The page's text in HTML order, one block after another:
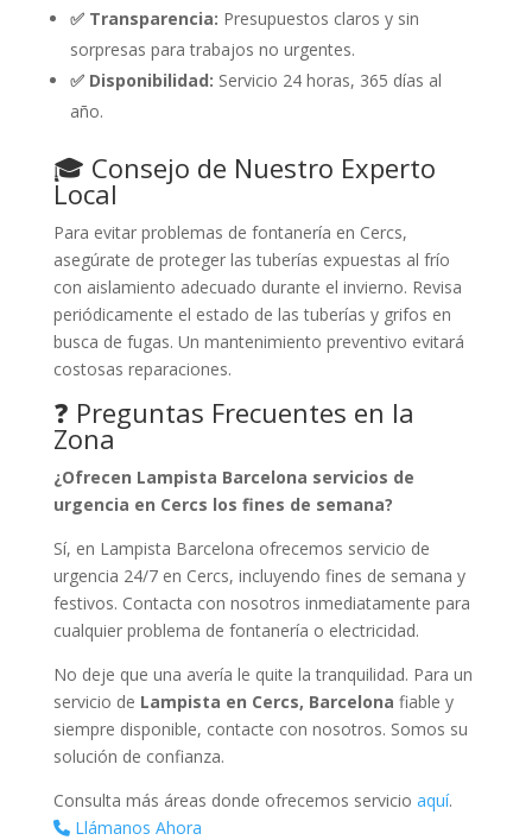
✅ Transparencia: Presupuestos claros y sin
sorpresas para trabajos no urgentes.
✅ Disponibilidad: Servicio 24 horas, 365 días al
año.
🎓 Consejo de Nuestro Experto
Local
Para evitar problemas de fontanería en Cercs,
asegúrate de proteger las tuberías expuestas al frío
con aislamiento adecuado durante el invierno. Revisa
periódicamente el estado de las tuberías y grifos en
busca de fugas. Un mantenimiento preventivo evitará
costosas reparaciones.
❓ Preguntas Frecuentes en la
Zona
¿Ofrecen Lampista Barcelona servicios de
urgencia en Cercs los fines de semana?
Sí, en Lampista Barcelona ofrecemos servicio de
urgencia 24/7 en Cercs, incluyendo fines de semana y
festivos. Contacta con nosotros inmediatamente para
cualquier problema de fontanería o electricidad.
No deje que una avería le quite la tranquilidad. Para un
servicio de Lampista en Cercs, Barcelona fiable y
siempre disponible, contacte con nosotros. Somos su
solución de confianza.
Consulta más áreas donde ofrecemos servicio aquí.
Llámanos Ahora